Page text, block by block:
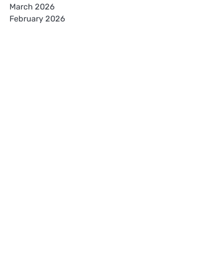
March 2026
February 2026